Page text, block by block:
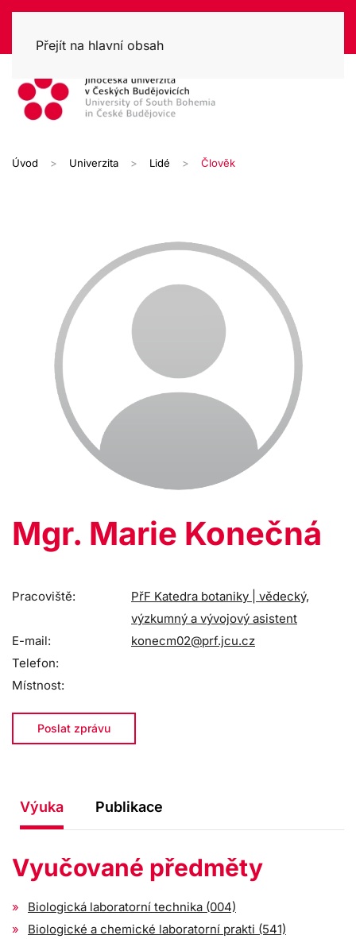
Přejít na hlavní obsah
Úvod Univerzita Lidé Člověk
Mgr. Marie Konečná
Pracoviště:
PřF Katedra botaniky | vědecký,
výzkumný a vývojový asistent
E-mail:
konecm02@prf.jcu.cz
Telefon:
Místnost:
Poslat zprávu
Výuka Publikace
Vyučované předměty
Biologická laboratorní technika (004)
Biologické a chemické laboratorní prakti (541)